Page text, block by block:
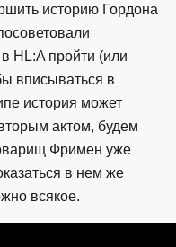
историю Гордона
HL:A пройти (или
вписываться в
история может
актом, будем
Фримен уже
в нем же
всякое.